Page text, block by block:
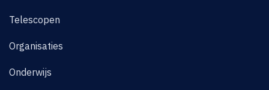
Telescopen
Organisaties
Onderwijs